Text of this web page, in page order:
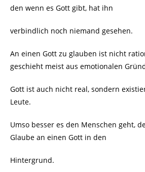
den wenn es Gott gibt, hat ihn
verbindlich noch niemand gesehen.
An einen Gott zu glauben ist nicht
geschieht meist aus emotionalen
Gott ist auch nicht real, sondern
Leute.
Umso besser es den Menschen geht,
Glaube an einen Gott in den
Hintergrund.